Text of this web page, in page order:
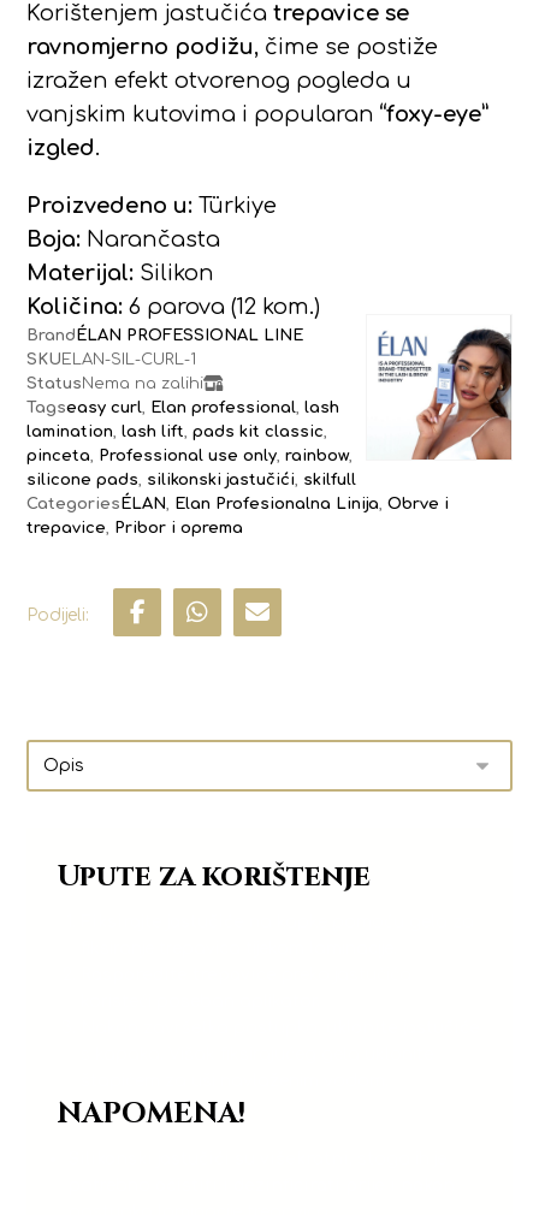
Korištenjem jastučićatrepavice se
ravnomjerno podižu, čime se postiže
izražen efekt otvorenog pogleda u
vanjskim kutovima i popularan“foxy-eye”
izgled.
Proizvedeno u: Türkiye
Boja: Narančasta
Materijal: Silikon
Količina: 6 parova (12 kom.)
Brand ÉLAN PROFESSIONAL LINE
SKU ELAN-SIL-CURL-1
Status Nema na zalihi
Tagseasy curl, Elan professional,lash
lamination,lash lift,pads kit classic,
pinceta, Professional use only,rainbow,
silicone pads, silikonski jastučići, skilfull
Categories ÉLAN, Elan Profesionalna Linija,Obrve i
trepavice, Pribor i oprema
Upute za korištenje
NAPOMENA!